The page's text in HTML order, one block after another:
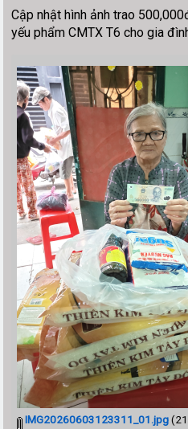
Cập nhật hình ảnh trao
yếu phẩm CMTX T6 cho gia
IMG20260603123311_01.jpg